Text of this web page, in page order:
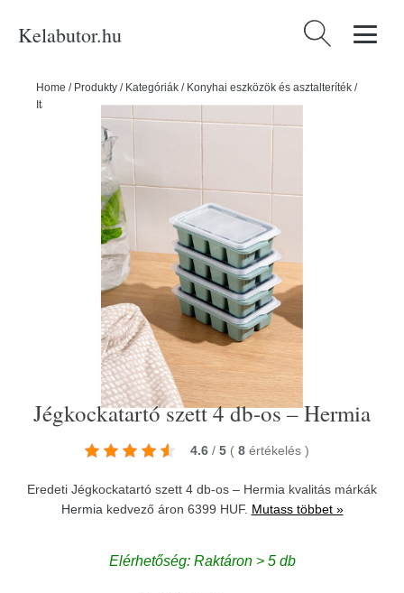
Kelabutor.hu Keresés:
Home / Produkty / Kategóriák / Konyhai eszközök és asztalteríték /
Italtartók
Ital kiegészítők/Jégkockatartó szett 4 db-os – Hermia
Jégkockatartó szett 4 db-os – Hermia
4.6 / 5 ( 8 értékelés )
Eredeti Jégkockatartó szett 4 db-os – Hermia kvalitás márkák
Hermia kedvező áron 6399 HUF. Mutass többet »
Elérhetőség: Raktáron > 5 db